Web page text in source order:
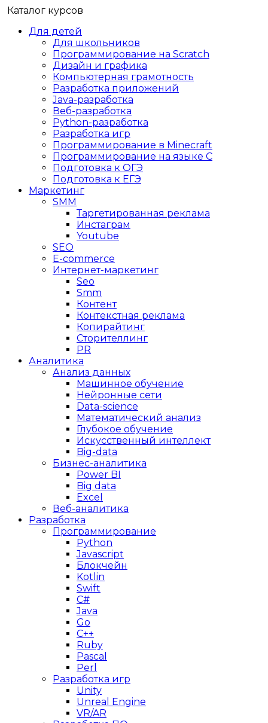
Каталог курсов
Для детей
Для школьников
Программирование на Scratch
Дизайн и графика
Компьютерная грамотность
Разработка приложений
Java-разработка
Веб-разработка
Python-разработка
Разработка игр
Программирование в Minecraft
Программирование на языке C
Подготовка к ОГЭ
Подготовка к ЕГЭ
Маркетинг
SMM
Таргетированная реклама
Инстаграм
Youtube
SEO
E-сommerce
Интернет-маркетинг
Seo
Smm
Контент
Контекстная реклама
Копирайтинг
Сторителлинг
PR
Аналитика
Анализ данных
Машинное обучение
Нейронные сети
Data-science
Математический анализ
Глубокое обучение
Искусственный интеллект
Big-data
Бизнес-аналитика
Power BI
Big data
Excel
Веб-аналитика
Разработка
Программирование
Python
Javascript
Блокчейн
Kotlin
Swift
C#
Java
Go
C++
Ruby
Pascal
Perl
Разработка игр
Unity
Unreal Engine
VR/AR